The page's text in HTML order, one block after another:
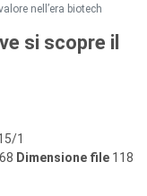
nell’era biotech
si scopre il
1
Dimensione file 118